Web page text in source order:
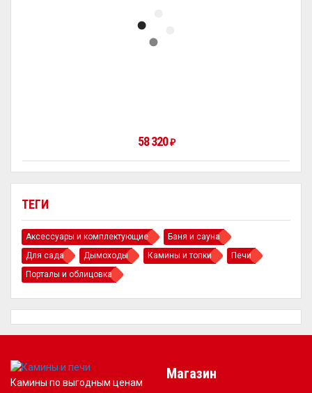
ТЕГИ
Аксессуары и комплектующие
Баня и сауна
Для сада
Дымоходы Камины и топки
Печи
Порталы и облицовка
58 320₽
Камины по выгодным ценам
Магазин